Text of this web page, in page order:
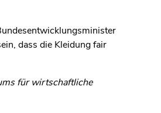
dass die Kleidung fair
für wirtschaftliche